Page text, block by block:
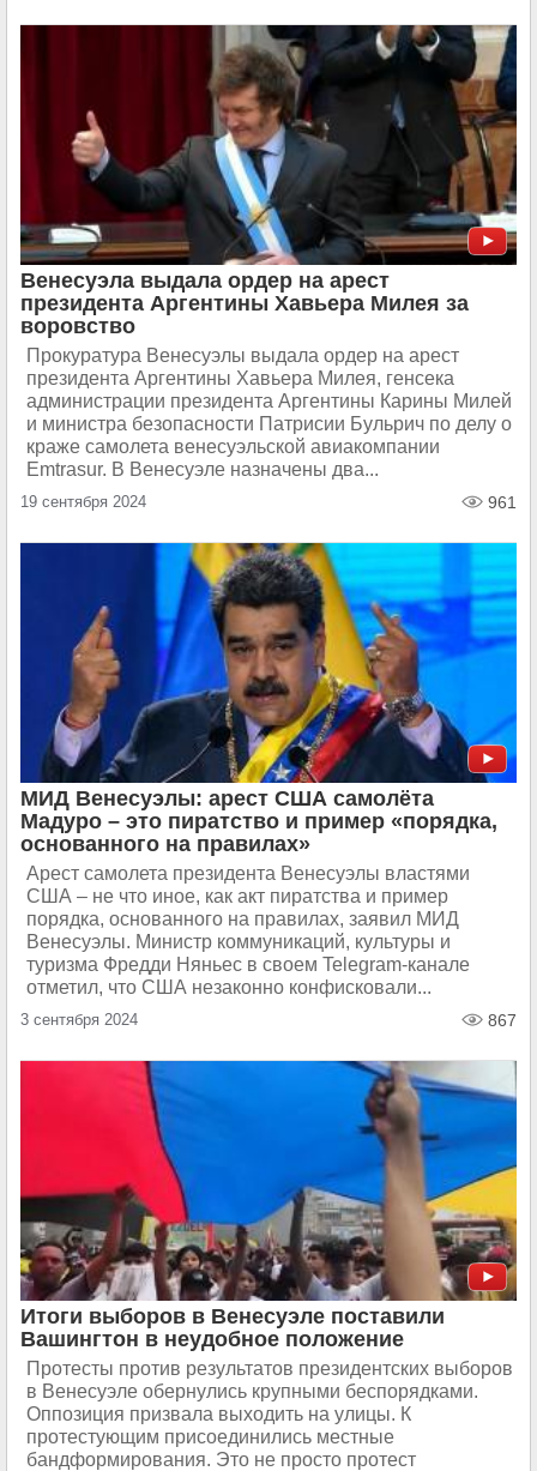
Венесуэла выдала ордер на арест
президента Аргентины Хавьера Милея за
воровство
Прокуратура Венесуэлы выдала ордер на арест
президента Аргентины Хавьера Милея, генсека
администрации президента Аргентины Карины Милей
и министра безопасности Патрисии Бульрич по делу о
краже самолета венесуэльской авиакомпании
Emtrasur. В Венесуэле назначены два...
19 сентября 2024 961
МИД Венесуэлы: арест США самолёта
Мадуро – это пиратство и пример «порядка,
основанного на правилах»
Арест самолета президента Венесуэлы властями
США – не что иное, как акт пиратства и пример
порядка, основанного на правилах, заявил МИД
Венесуэлы. Министр коммуникаций, культуры и
туризма Фредди Няньес в своем Telegram-канале
отметил, что США незаконно конфисковали...
3 сентября 2024 867
Итоги выборов в Венесуэле поставили
Вашингтон в неудобное положение
Протесты против результатов президентских выборов
в Венесуэле обернулись крупными беспорядками.
Оппозиция призвала выходить на улицы. К
протестующим присоединились местные
бандформирования. Это не просто протест